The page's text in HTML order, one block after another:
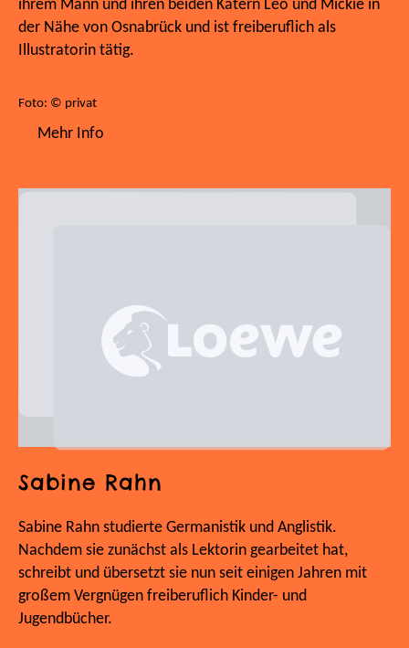
ihrem Mann und ihren beiden Katern Leo und Mickie in
der Nähe von Osnabrück und ist freiberuflich als
Illustratorin tätig.
Foto: © privat
Mehr Info
Sabine Rahn
Sabine Rahn studierte Germanistik und Anglistik.
Nachdem sie zunächst als Lektorin gearbeitet hat,
schreibt und übersetzt sie nun seit einigen Jahren mit
großem Vergnügen freiberuflich Kinder- und
Jugendbücher.